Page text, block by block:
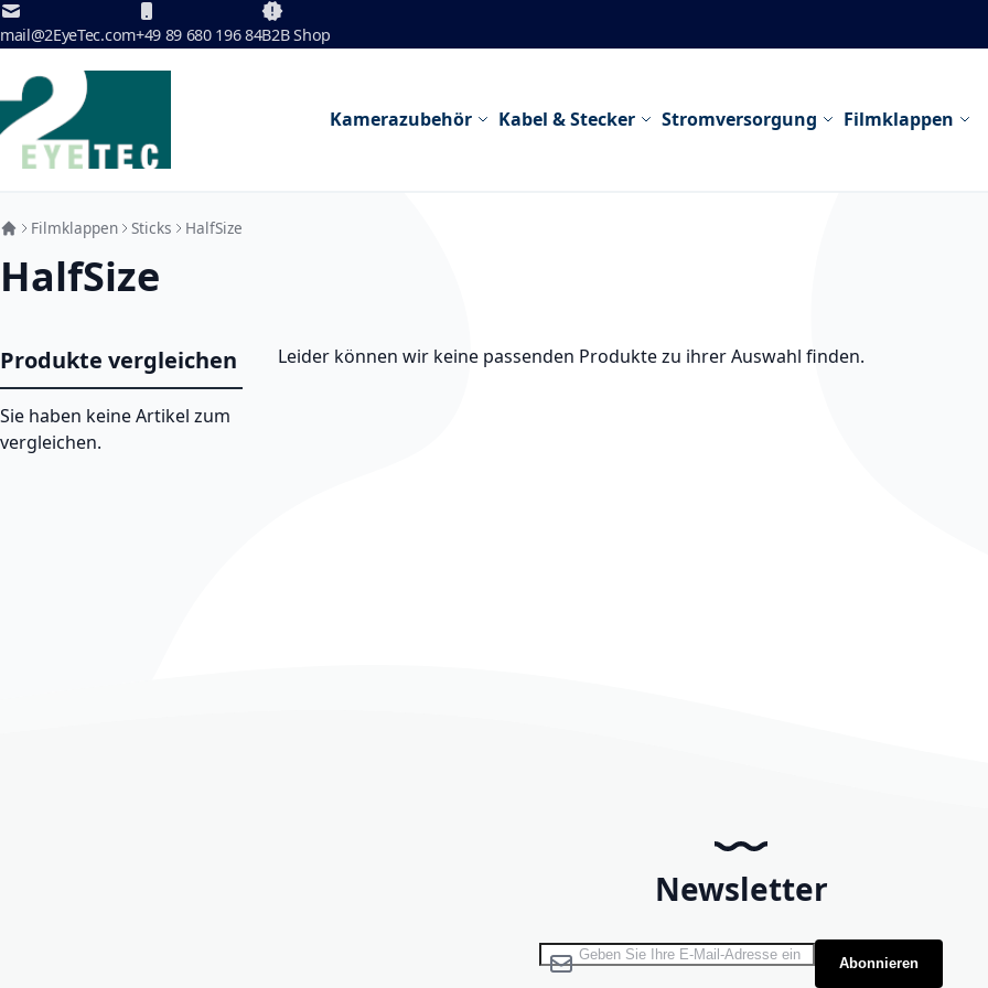
Zum Inhalt springen
mail@2EyeTec.com+49 89 680 196 84B2B Shop
Kamerazubehör Kabel & Stecker Stromversorgung Filmklappen
Filmklappen Sticks HalfSize
HalfSize
Leider können wir keine passenden Produkte zu ihrer Auswahl finden.
Produkte vergleichen
Sie haben keine Artikel zum
vergleichen.
Newsletter
Melden Sie sich für unseren Newsletter an:
Abonnieren